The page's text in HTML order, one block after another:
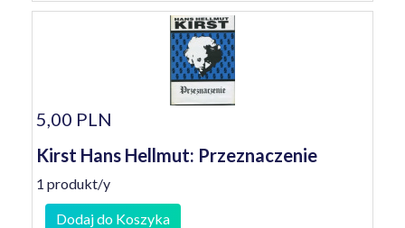
5,00 PLN
Kirst Hans Hellmut: Przeznaczenie
1 produkt/y
Dodaj do Koszyka